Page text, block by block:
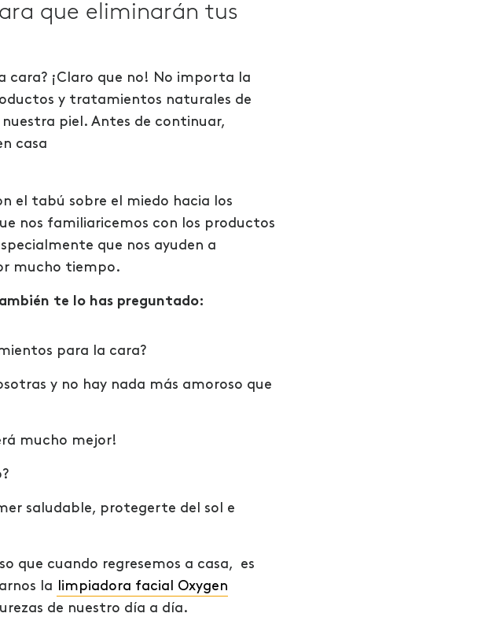
que eliminarán tus
cara? ¡Claro que no! No importa la
y tratamientos naturales de
piel. Antes de continuar,
casa
el tabú sobre el miedo hacia los
nos familiaricemos con los productos
que nos ayuden a
mucho tiempo.
te lo has preguntado:
para la cara?
y no hay nada más amoroso que
mucho mejor!
saludable, protegerte del sol e
que cuando regresemos a casa, es
la limpiadora facial Oxygen
de nuestro día a día.